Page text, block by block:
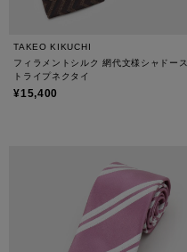
TAKEO KIKUCHI
フィラメントシルク 網代文様シャドース
トライプネクタイ
¥15,400